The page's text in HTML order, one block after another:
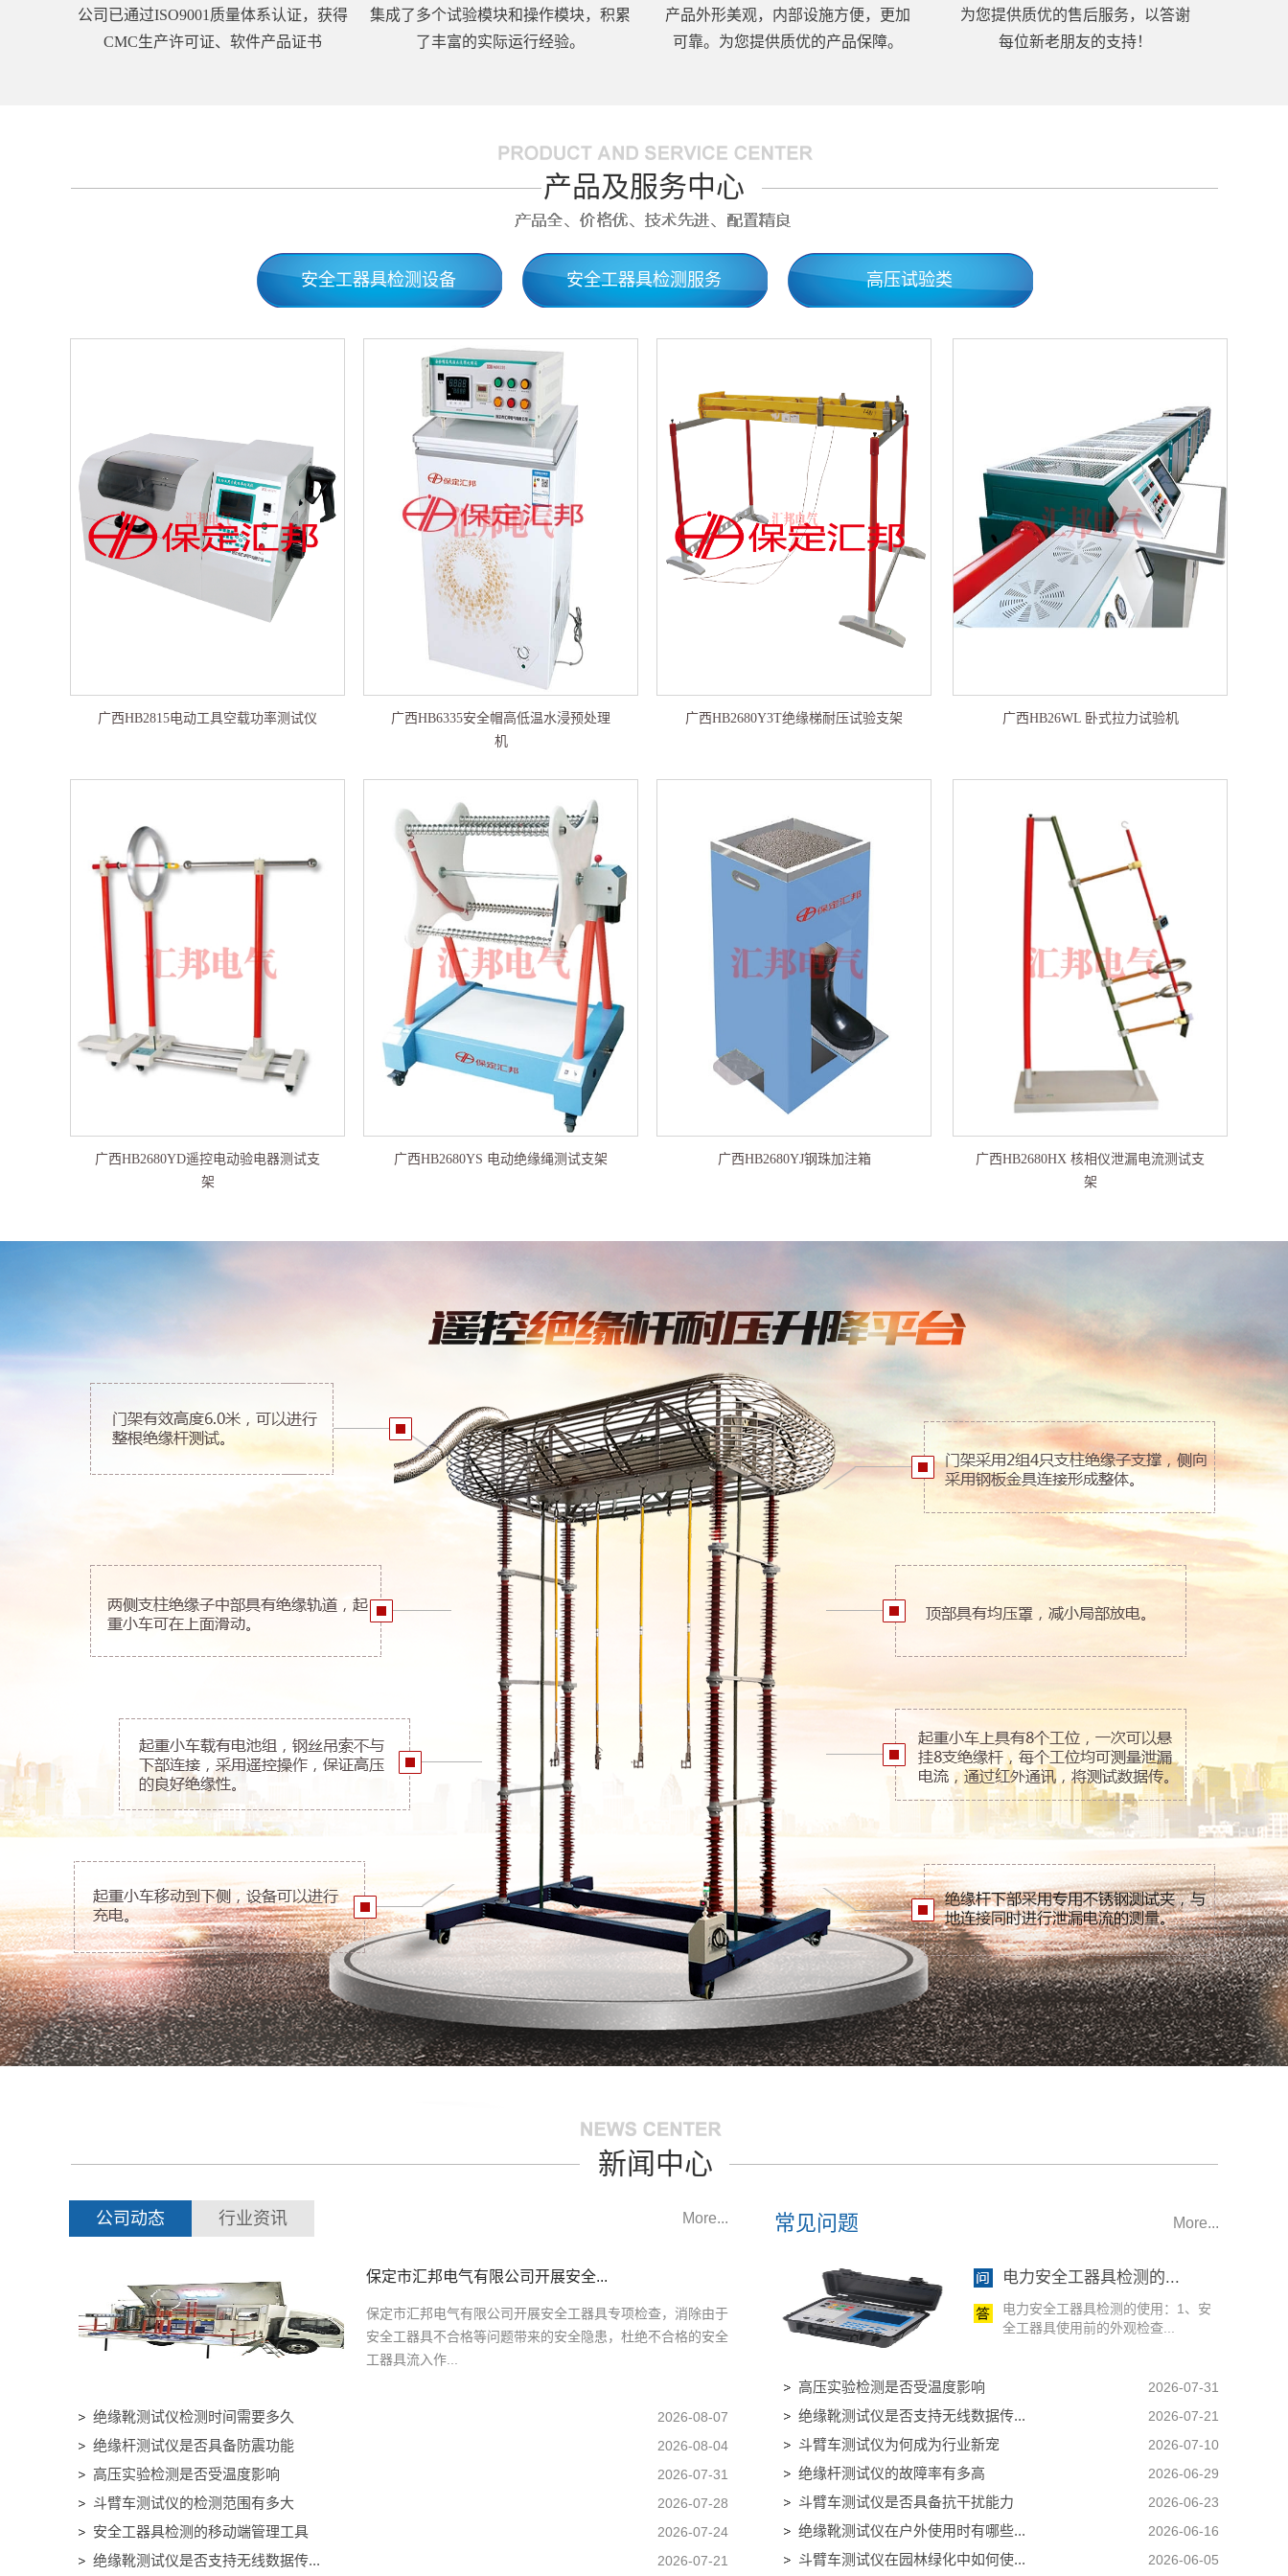
公司已通过ISO9001质量体系认证，获得
CMC生产许可证、软件产品证书
集成了多个试验模块和操作模块，积累
了丰富的实际运行经验。
产品外形美观，内部设施方便，更加
可靠。为您提供质优的产品保障。
为您提供质优的售后服务，以答谢
每位新老朋友的支持！
产品及服务中心
安全工器具检测设备 安全工器具检测服务 高压试验类
广西HB2815电动工具空载功率测试仪
广西HB6335安全帽高低温水浸预处理
机
广西HB2680Y3T绝缘梯耐压试验支架 广西HB26WL 卧式拉力试验机
广西HB2680YD遥控电动验电器测试支
架
广西HB2680YS 电动绝缘绳测试支架 广西HB2680YJ钢珠加注箱
广西HB2680HX 核相仪泄漏电流测试支
架
新闻中心
公司动态 行业资讯 More...
保定市汇邦电气有限公司开展安全...
保定市汇邦电气有限公司开展安全工器具专项检查，消除由于
安全工器具不合格等问题带来的安全隐患，杜绝不合格的安全
工器具流入作...
绝缘靴测试仪检测时间需要多久 2026-08-07
绝缘杆测试仪是否具备防震功能 2026-08-04
高压实验检测是否受温度影响 2026-07-31
斗臂车测试仪的检测范围有多大 2026-07-28
安全工器具检测的移动端管理工具 2026-07-24
绝缘靴测试仪是否支持无线数据传... 2026-07-21
常见问题 More...
电力安全工器具检测的...
电力安全工器具检测的使用：1、安
全工器具使用前的外观检查...
高压实验检测是否受温度影响 2026-07-31
绝缘靴测试仪是否支持无线数据传... 2026-07-21
斗臂车测试仪为何成为行业新宠 2026-07-10
绝缘杆测试仪的故障率有多高 2026-06-29
斗臂车测试仪是否具备抗干扰能力 2026-06-23
绝缘靴测试仪在户外使用时有哪些... 2026-06-16
斗臂车测试仪在园林绿化中如何使... 2026-06-05